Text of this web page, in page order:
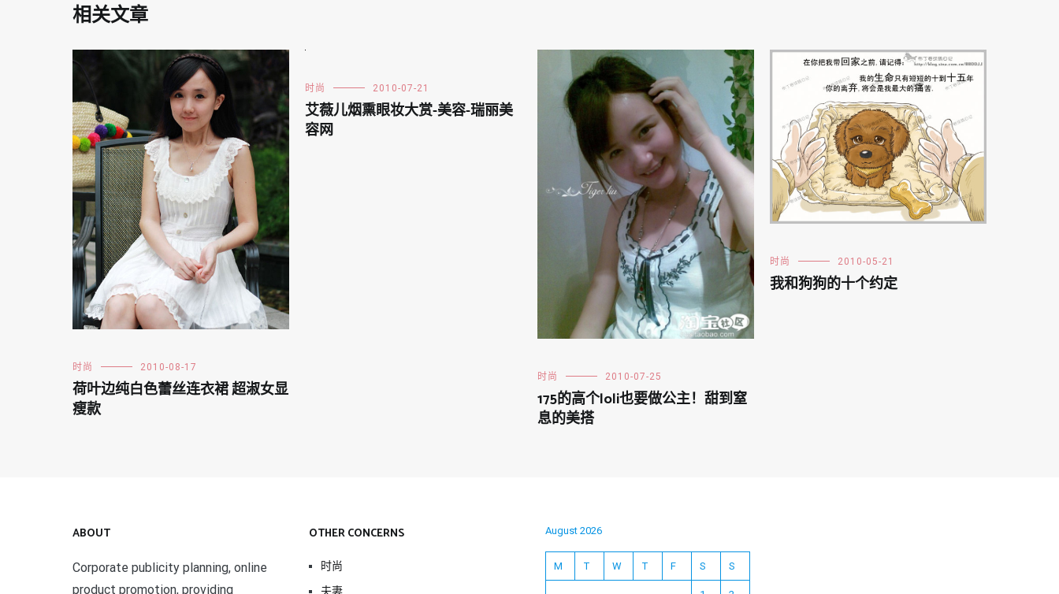
相关文章
时尚 2010-08-17
荷叶边纯白色蕾丝连衣裙 超淑女显
瘦款
时尚 2010-07-21
艾薇儿烟熏眼妆大赏-美容-瑞丽美
容网
时尚 2010-07-25
175的高个loli也要做公主！甜到窒
息的美搭
时尚 2010-05-21
我和狗狗的十个约定
ABOUT
Corporate publicity planning, online
product promotion, providing
OTHER CONCERNS
时尚
夫妻
August 2026
M T W T F S S